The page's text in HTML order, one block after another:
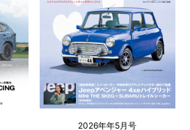
2026年年5月号